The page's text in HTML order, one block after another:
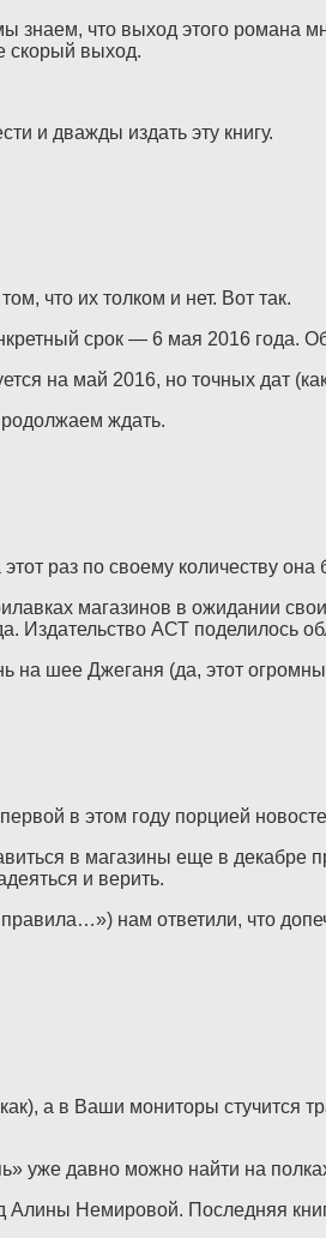
знаем, что выход этого романа
скорый выход.
и дважды издать эту книгу.
что их толком и нет. Вот так.
срок — 6 мая 2016 года.
на май 2016, но точных дат
ждать.
раз по своему количеству она
магазинов в ожидании
Издательство АСТ поделилось
шее Джеганя (да, этот
в этом году порцией
в магазины еще в декабре
и верить.
нам ответили, что
а в Ваши мониторы стучится
уже давно можно найти на
Немировой. Последняя